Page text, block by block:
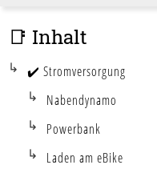
📑 Inhalt
✔️ Stromversorgung
Nabendynamo
Powerbank
Laden am eBike